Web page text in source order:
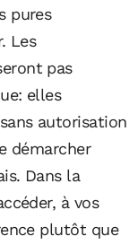
pures
Les
pas
elles
autorisation
démarcher
Dans la
à vos
plutôt que